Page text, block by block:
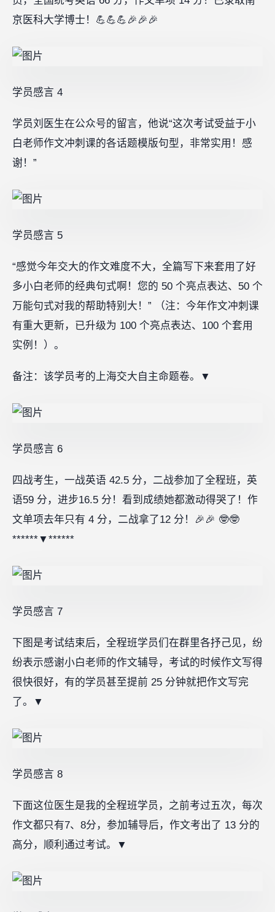
京医科大学博士！💪💪💪🎉🎉🎉
学员感言 4‍
学员刘医生在公众号的留言，他说“这次考试受益于小
白老师作文冲刺课的各话题模版句型，非常实用！感
谢！”
学员感言 5‍
“感觉今年交大的作文难度不大，全篇写下来套用了好
多小白老师的经典句式啊！您的 50 个亮点表达、50 个
万能句式对我的帮助特别大！” （注：今年作文冲刺课
有重大更新，已升级为 100 个亮点表达、100 个套用
实例！）。
备注：该学员考的上海交大自主命题卷。 ▼
学员感言 6‍
四战考生，一战英语 42.5 分，二战参加了全程班，英
语59 分，进步16.5 分！看到成绩她都激动得哭了！作
文单项去年只有 4 分，二战拿了12 分！🎉🎉 🤓🤓
******▼******
学员感言 7
下图是考试结束后，全程班学员们在群里各抒己见，纷
纷表示感谢小白老师的作文辅导，考试的时候作文写得
很快很好，有的学员甚至提前 25 分钟就把作文写完
了。
▼
学员感言 8
下面这位医生是我的全程班学员，之前考过五次，每次
作文都只有7、8分，参加辅导后，作文考出了 13 分的
高分，顺利通过考试。
▼